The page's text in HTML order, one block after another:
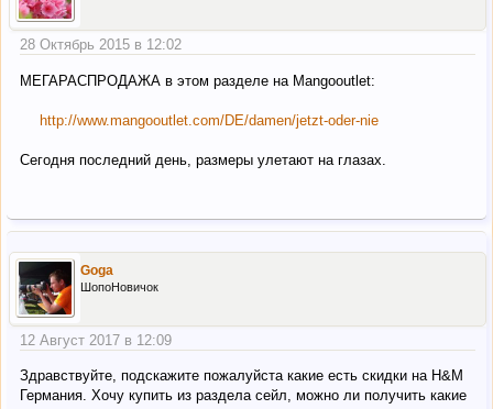
28 Октябрь 2015 в 12:02
МЕГАРАСПРОДАЖА в этом разделе на Mangooutlet:
http://www.mangooutlet.com/DE/damen/jetzt-oder-nie
Сегодня последний день, размеры улетают на глазах.
Goga
ШопоНовичок
12 Август 2017 в 12:09
Здравствуйте, подскажите пожалуйста какие есть скидки на H&M
Германия. Хочу купить из раздела сейл, можно ли получить какие